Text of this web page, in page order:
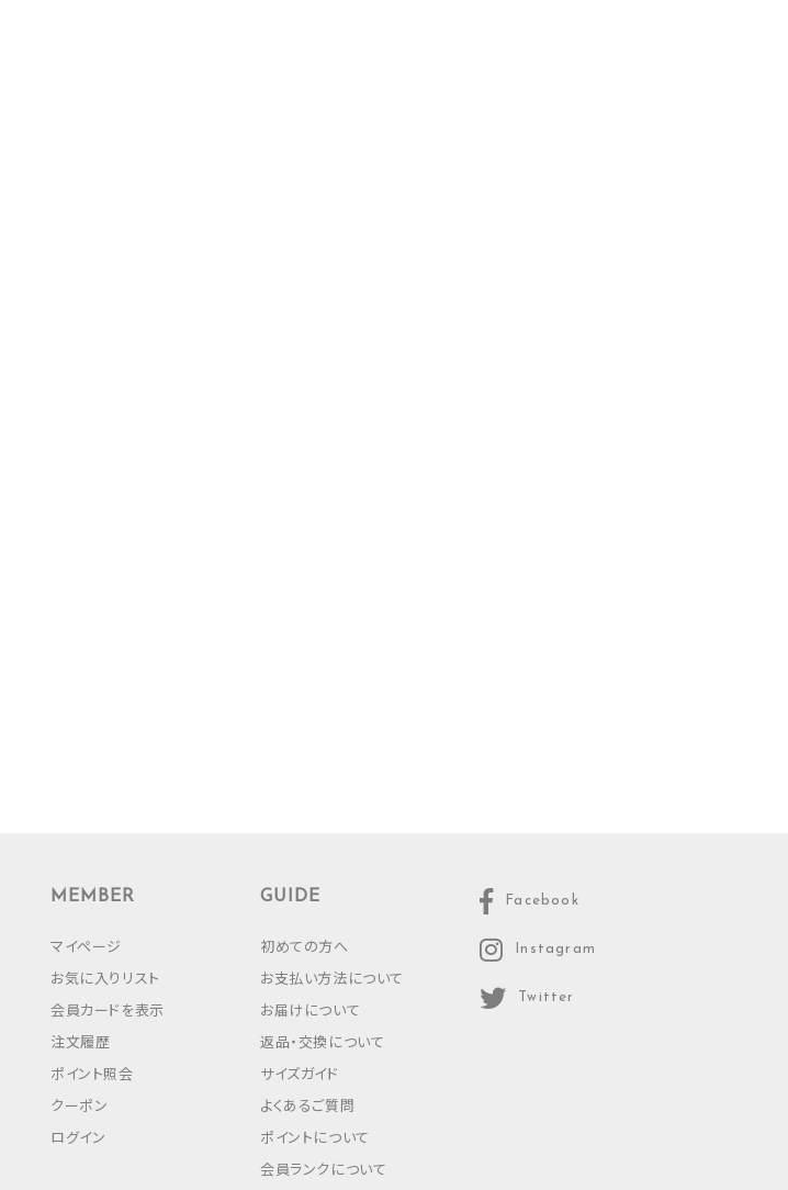
MEMBER
マイページ
お気に入りリスト
会員カードを表示
注文履歴
ポイント照会
クーポン
ログイン
GUIDE
初めての方へ
お支払い方法について
お届けについて
返品・交換について
サイズガイド
よくあるご質問
ポイントについて
会員ランクについて
Facebook
Instagram
Twitter